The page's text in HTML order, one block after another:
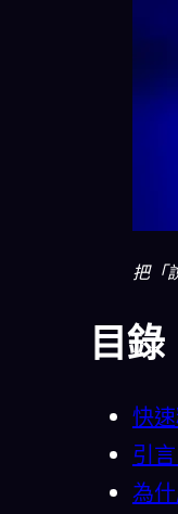
把「
目錄
快
引
為